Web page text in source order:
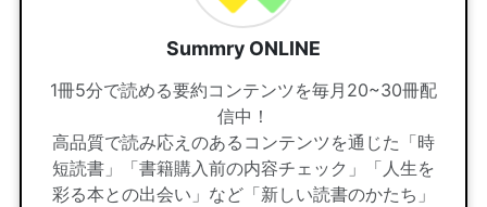
Summry ONLINE
1冊5分で読める要約コンテンツを毎月20~30冊配
信中！
高品質で読み応えのあるコンテンツを通じた「時
短読書」「書籍購入前の内容チェック」「人生を
彩る本との出会い」など「新しい読書のかたち」